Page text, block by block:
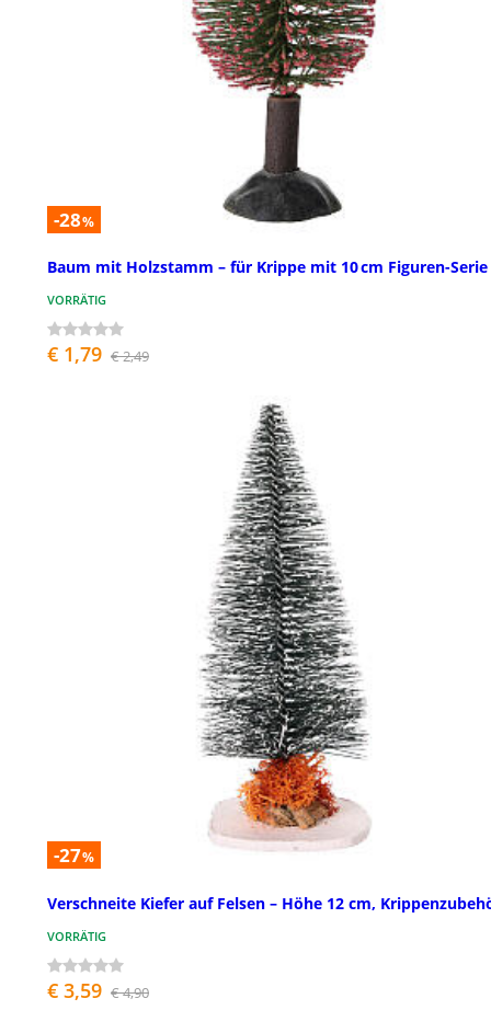
-28%
Baum mit Holzstamm – für Krippe mit 10 cm Figuren-Serie
VORRÄTIG
€ 1,79 € 2,49
-27%
Verschneite Kiefer auf Felsen – Höhe 12 cm,
VORRÄTIG
€ 3,59 € 4,90